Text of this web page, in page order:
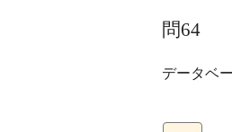
問64
データベ